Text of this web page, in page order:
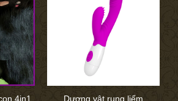
4in1 Dương vật rung liếm